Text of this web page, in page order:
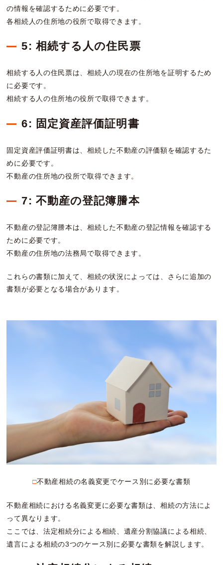
の情報を確認するために必要です。
各相続人の住所地の役所で取得できます。
5: 相続する人の住民票
相続する人の住民票は、相続人の現在の住所地を証明するため
に必要です。
相続する人の住所地の役所で取得できます。
6: 固定資産評価証明書
固定資産評価証明書は、相続した不動産の評価額を確認するた
めに必要です。
不動産の住所地の役所で取得できます。
7: 不動産の登記簿謄本
不動産の登記簿謄本は、相続した不動産の登記情報を確認する
ために必要です。
不動産の住所地の法務局で取得できます。
これらの書類に加えて、相続の状況によっては、さらに追加の
書類が必要となる場合があります。
□不動産相続の名義変更でケース別に必要な書類
不動産相続における名義変更に必要な書類は、相続の方法によ
って異なります。
ここでは、法定相続分による相続、遺産分割協議による相続、
遺言による相続の3つのケース別に必要な書類を解説します。